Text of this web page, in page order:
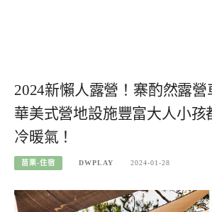
2024新懶人露營！寨酌然露
華美式營地設施豐富大人小孩
冷暖氣！
苗栗-住宿 DWPLAY 2024-01-28